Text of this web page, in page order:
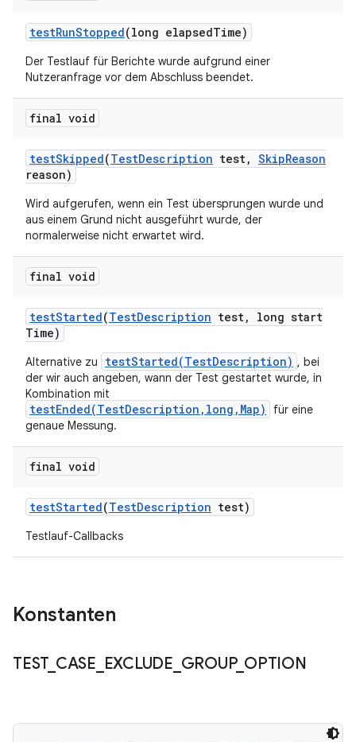
testRunStopped(long elapsedTime)
Der Testlauf für Berichte wurde aufgrund einer
Nutzeranfrage vor dem Abschluss beendet.
final void
testSkipped(TestDescription test, SkipReason
reason)
Wird aufgerufen, wenn ein Test übersprungen wurde und
aus einem Grund nicht ausgeführt wurde, der
normalerweise nicht erwartet wird.
final void
testStarted(TestDescription test,
long start
Time)
Alternative zu testStarted(TestDescription) , bei
der wir auch angeben, wann der Test gestartet wurde, in
Kombination mit
testEnded(TestDescription,long,Map)
für eine
genaue Messung.
final void
testStarted(TestDescription test)
Testlauf-Callbacks
Konstanten
TEST_ CASE EXCLUDE GROUP_ OPTION